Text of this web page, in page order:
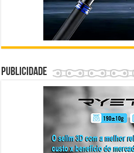
Publicidade